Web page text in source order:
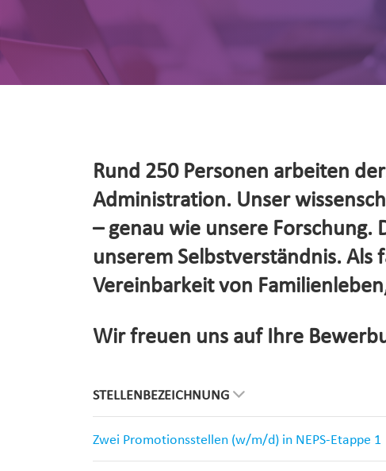
Rund 250 Personen arbeiten
Administration. Unser
– genau wie unsere Forschung.
unserem Selbstverständnis.
Vereinbarkeit von
Wir freuen uns auf Ihre
STELLENBEZEICHNUNG
Zwei Promotionsstellen (w/m/d) in NEPS-Etappe 1